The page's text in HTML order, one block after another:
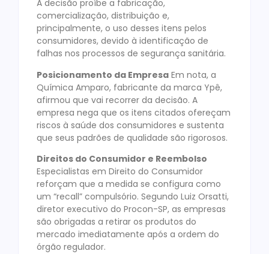
A decisão proíbe a fabricação,
comercialização, distribuição e,
principalmente, o uso desses itens pelos
consumidores, devido à identificação de
falhas nos processos de segurança sanitária.
Posicionamento da Empresa Em nota, a
Química Amparo, fabricante da marca Ypê,
afirmou que vai recorrer da decisão. A
empresa nega que os itens citados ofereçam
riscos à saúde dos consumidores e sustenta
que seus padrões de qualidade são rigorosos.
Direitos do Consumidor e Reembolso
Especialistas em Direito do Consumidor
reforçam que a medida se configura como
um “recall” compulsório. Segundo Luiz Orsatti,
diretor executivo do Procon-SP, as empresas
são obrigadas a retirar os produtos do
mercado imediatamente após a ordem do
órgão regulador.